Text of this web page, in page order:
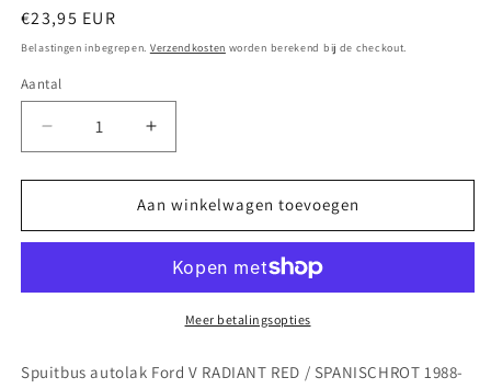
Normale
prijs
€23,95 EUR
Belastingen inbegrepen. Verzendkosten worden berekend bij de checkout.
Aantal
Aantal
verlagen
voor
autolak
RADIANT
SPANISCHROT
Aantal
verhogen
voor
Spuitbus
autolak
RADIANT
RED
SPANISCHROT
Aan winkelwagen toevoegen
Meer betalingsopties
Spuitbus autolak Ford V RADIANT RED / SPANISCHROT 1988-